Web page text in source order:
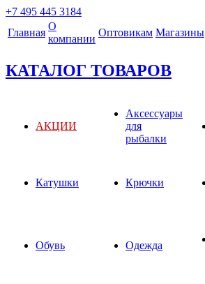
+7 495 445 3184
Главная
О
компании
Оптовикам Магазины
КАТАЛОГ ТОВАРОВ
АКЦИИ
Аксессуары
для
рыбалки
Катушки Крючки
Обувь Одежда